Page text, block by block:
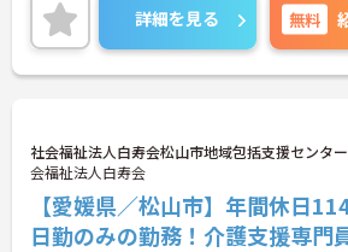
詳細を見る 無料
社会福祉法人白寿会松山市地域包括支援センタ
会福祉法人白寿会
【愛媛県／松山市】年間休日
日勤のみの勤務！介護支援専門